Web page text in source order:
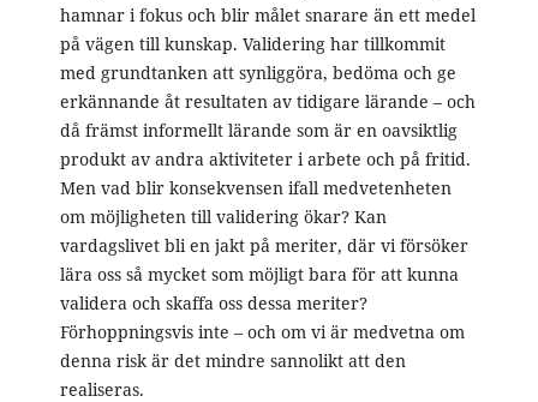
hamnar i fokus och blir målet snarare än ett medel
på vägen till kunskap. Validering har tillkommit
med grundtanken att synliggöra, bedöma och ge
erkännande åt resultaten av tidigare lärande – och
då främst informellt lärande som är en oavsiktlig
produkt av andra aktiviteter i arbete och på fritid.
Men vad blir konsekvensen ifall medvetenheten
om möjligheten till validering ökar? Kan
vardagslivet bli en jakt på meriter, där vi försöker
lära oss så mycket som möjligt bara för att kunna
validera och skaffa oss dessa meriter?
Förhoppningsvis inte – och om vi är medvetna om
denna risk är det mindre sannolikt att den
realiseras.